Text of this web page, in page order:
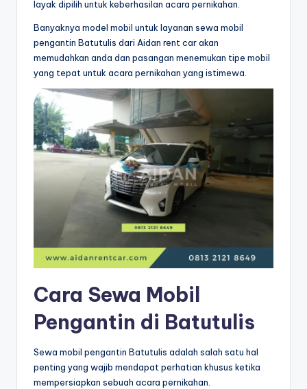
layak dipilih untuk keberhasilan acara pernikahan.
Banyaknya model mobil untuk layanan sewa mobil
pengantin Batutulis dari Aidan rent car akan
memudahkan anda dan pasangan menemukan tipe mobil
yang tepat untuk acara pernikahan yang istimewa.
Cara Sewa Mobil
Pengantin di Batutulis
Sewa mobil pengantin Batutulis adalah salah satu hal
penting yang wajib mendapat perhatian khusus ketika
mempersiapkan sebuah acara pernikahan.